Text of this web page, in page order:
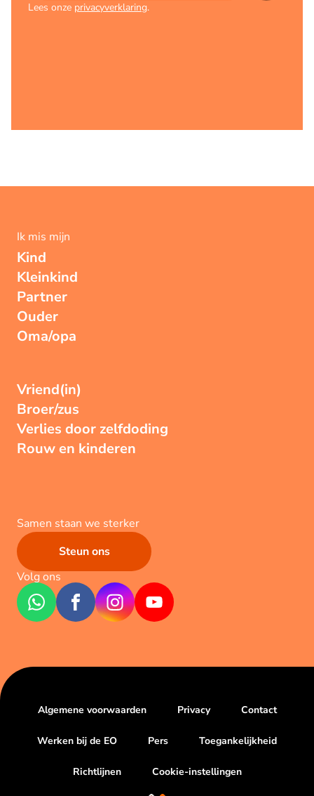
Lees onze privacyverklaring.
Ik mis mijn
Kind
Kleinkind
Partner
Ouder
Oma/opa
Vriend(in)
Broer/zus
Verlies door zelfdoding
Rouw en kinderen
Samen staan we sterker
Steun ons
Volg ons
Algemene voorwaarden Privacy Contact
Werken bij de EO Pers Toegankelijkheid
Richtlijnen Cookie-instellingen